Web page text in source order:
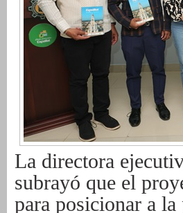
La directora
subrayó que el
para posicionar a